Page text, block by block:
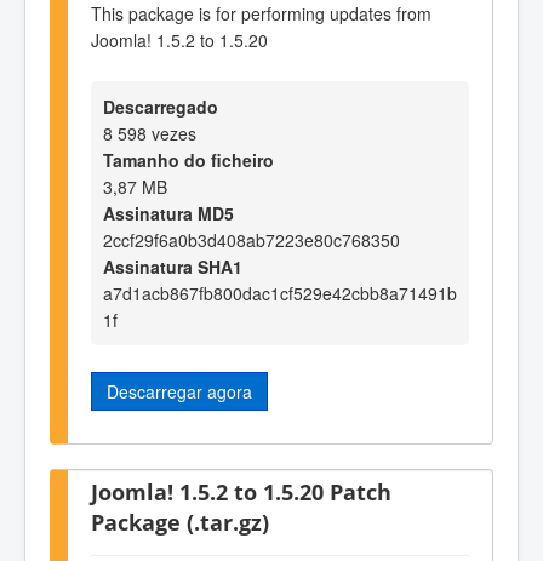
This package is for performing updates from
Joomla! 1.5.2 to 1.5.20
Descarregado
8 598 vezes
Tamanho do ficheiro
3,87 MB
Assinatura MD5
2ccf29f6a0b3d408ab7223e80c768350
Assinatura SHA1
a7d1acb867fb800dac1cf529e42cbb8a71491b
1f
Descarregar agora
Joomla! 1.5.2 to 1.5.20 Patch
Package (.tar.gz)